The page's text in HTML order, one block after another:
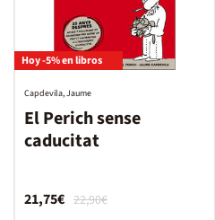
Hoy -5% en libros
El Perich sense
caducitat
Capdevila, Jaume
22,90€
21,75€